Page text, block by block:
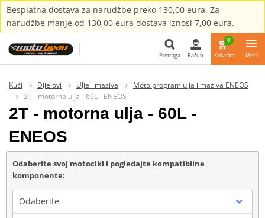
Besplatna dostava za narudžbe preko 130,00 eura. Za
narudžbe manje od 130,00 eura dostava iznosi 7,00 eura.
Pretraga
Pretraga Račun
0
Košarica Meni
Kući Dijelovi Ulje i maziva
Moto program ulja i maziva ENEOS
2T - motorna ulja - 60L - ENEOS
2T - motorna ulja - 60L -
ENEOS
Odaberite svoj motocikl i pogledajte kompatibilne
komponente:
Odaberite